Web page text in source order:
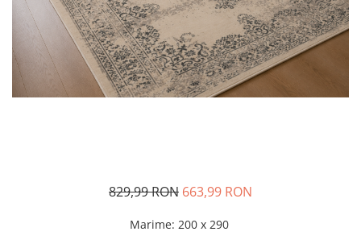
829,99 RON 663,99 RON
Marime: 200 x 290